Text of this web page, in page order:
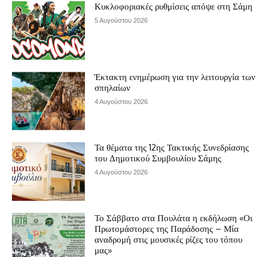
Κυκλοφοριακές ρυθμίσεις απόψε στη Σάμη
5 Αυγούστου 2026
Έκτακτη ενημέρωση για την λειτουργία των
σπηλαίων
4 Αυγούστου 2026
Τα θέματα της 12ης Τακτικής Συνεδρίασης
του Δημοτικού Συμβουλίου Σάμης
4 Αυγούστου 2026
Το Σάββατο στα Πουλάτα η εκδήλωση «Οι
Πρωτομάστορες της Παράδοσης – Μία
αναδρομή στις μουσικές ρίζες του τόπου
μας»